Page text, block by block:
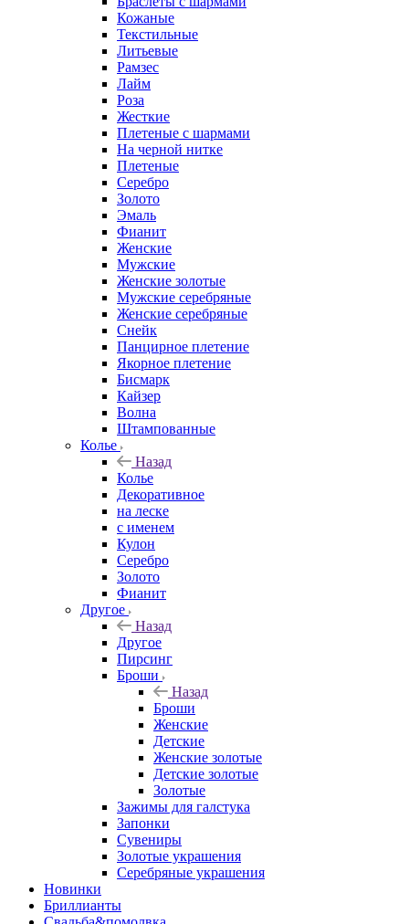
Кожаные
Текстильные
Литьевые
Рамзес
Лайм
Роза
Жесткие
Плетеные с шармами
На черной нитке
Плетеные
Серебро
Золото
Эмаль
Фианит
Женские
Мужские
Женские золотые
Мужские серебряные
Женские серебряные
Снейк
Панцирное плетение
Якорное плетение
Бисмарк
Кайзер
Волна
Штампованные
Колье
Назад
Колье
Декоративное
на леске
с именем
Кулон
Серебро
Золото
Фианит
Другое
Назад
Другое
Пирсинг
Броши
Назад
Броши
Женские
Детские
Женские золотые
Детские золотые
Золотые
Зажимы для галстука
Запонки
Сувениры
Золотые украшения
Серебряные украшения
Новинки
Бриллианты